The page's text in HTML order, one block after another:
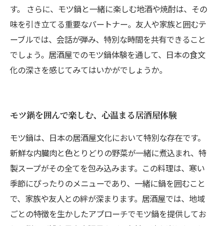
す。 さらに、モツ鍋と一緒に楽しむ地酒や焼酎は、その
味を引き立てる重要なパートナー。友人や家族と囲むテ
ーブルでは、会話が弾み、特別な時間を共有できること
でしょう。居酒屋でのモツ鍋体験を通して、日本の食文
化の深さを感じてみてはいかがでしょうか。
モツ鍋を囲んで楽しむ、心温まる居酒屋体験
モツ鍋は、日本の居酒屋文化において特別な存在です。
新鮮な内臓肉と色とりどりの野菜が一緒に煮込まれ、特
製スープがその全てを包み込みます。この料理は、寒い
季節にぴったりのメニューであり、一緒に鍋を囲むこと
で、家族や友人との絆が深まります。居酒屋では、地域
ごとの特徴を生かしたアプローチでモツ鍋を提供してお